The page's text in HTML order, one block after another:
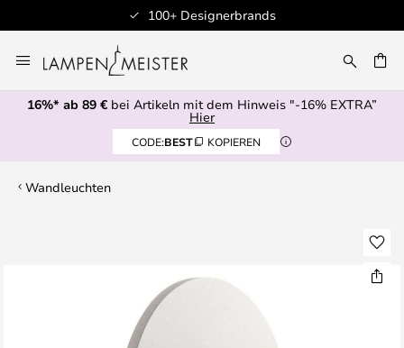
100+ Designerbrands
Inhalt
springen
16%* ab 89 € bei Artikeln mit dem Hinweis "-16% EXTRA”
Hier
CODE:BEST KOPIEREN
Wandleuchten